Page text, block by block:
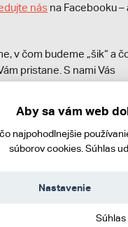
nás na Facebooku –
v čom budeme „šik“ a
pristane. S nami Vás
Aby sa vám web
najpohodlnejšie
súborov cookies. Súhlas
Nastavenie